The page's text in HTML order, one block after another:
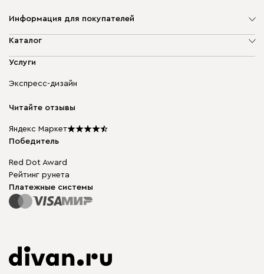
Информация для покупателей
О компании
Доставка и оплата
диван.клуб
Мы в прессе
Каталог
Мягкая мебель
Бескаркасная мебель
Столы и стулья
Услуги
Экспресс-дизайн
Читайте отзывы
Яндекс Маркет
Победитель
Red Dot Award
Рейтинг рунета
Платежные системы